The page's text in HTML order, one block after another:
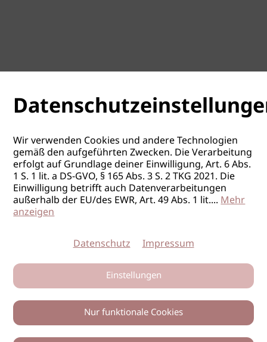
Wir verwenden Cookies und andere Technologien
gemäß den aufgeführten Zwecken. Die Verarbeitung
erfolgt auf Grundlage deiner Einwilligung, Art. 6 Abs.
1 S. 1 lit. a DS-GVO, § 165 Abs. 3 S. 2 TKG 2021. Die
Einwilligung betrifft auch Datenverarbeitungen
außerhalb der EU/des EWR, Art. 49 Abs. 1 lit....Mehr
anzeigen
Datenschutz Impressum
Einstellungen
Nur funktionale Cookies